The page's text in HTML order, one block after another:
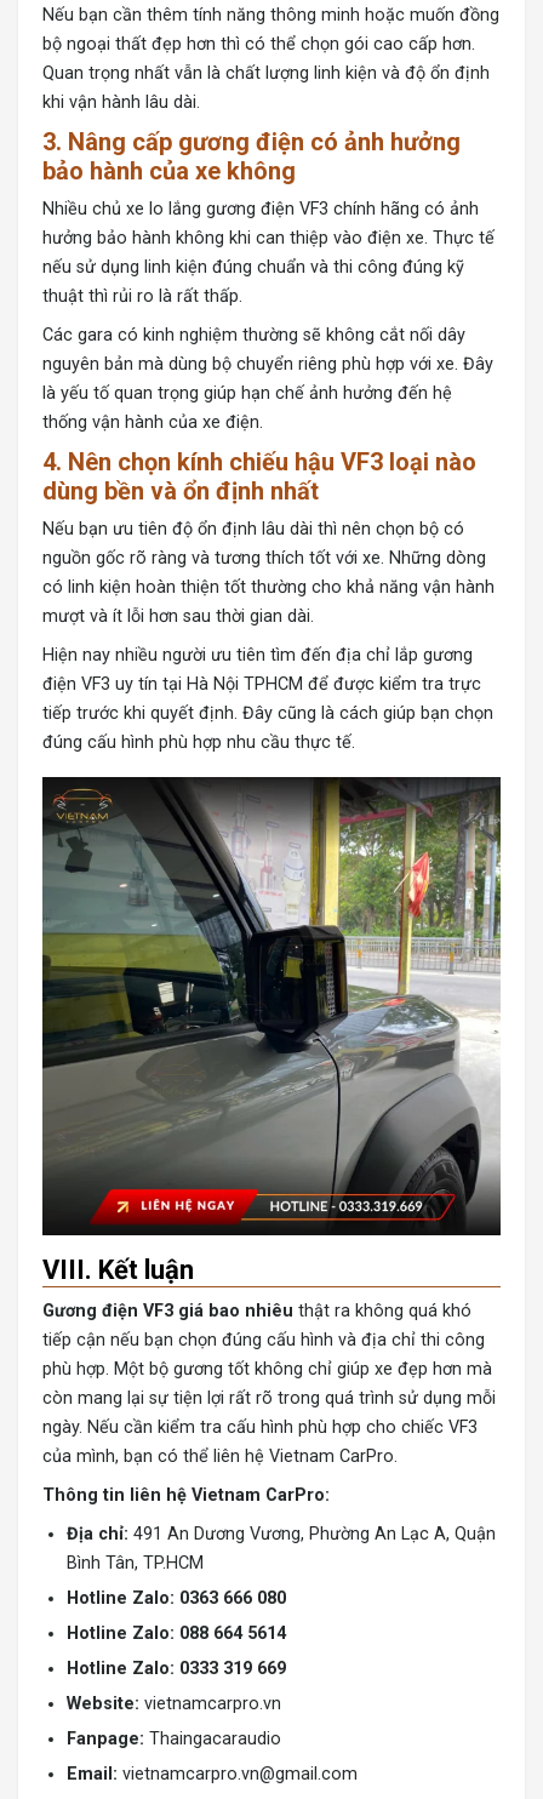
Nếu bạn cần thêm tính năng thông minh hoặc muốn đồng
bộ ngoại thất đẹp hơn thì có thể chọn gói cao cấp hơn.
Quan trọng nhất vẫn là chất lượng linh kiện và độ ổn định
khi vận hành lâu dài.
3. Nâng cấp gương điện có ảnh hưởng
bảo hành của xe không
Nhiều chủ xe lo lắng gương điện VF3 chính hãng có ảnh
hưởng bảo hành không khi can thiệp vào điện xe. Thực tế
nếu sử dụng linh kiện đúng chuẩn và thi công đúng kỹ
thuật thì rủi ro là rất thấp.
Các gara có kinh nghiệm thường sẽ không cắt nối dây
nguyên bản mà dùng bộ chuyển riêng phù hợp với xe. Đây
là yếu tố quan trọng giúp hạn chế ảnh hưởng đến hệ
thống vận hành của xe điện.
4. Nên chọn kính chiếu hậu VF3 loại nào
dùng bền và ổn định nhất
Nếu bạn ưu tiên độ ổn định lâu dài thì nên chọn bộ có
nguồn gốc rõ ràng và tương thích tốt với xe. Những dòng
có linh kiện hoàn thiện tốt thường cho khả năng vận hành
mượt và ít lỗi hơn sau thời gian dài.
Hiện nay nhiều người ưu tiên tìm đến địa chỉ lắp gương
điện VF3 uy tín tại Hà Nội TPHCM để được kiểm tra trực
tiếp trước khi quyết định. Đây cũng là cách giúp bạn chọn
đúng cấu hình phù hợp nhu cầu thực tế.
VIII. Kết luận
Gương điện VF3 giá bao nhiêu thật ra không quá khó
tiếp cận nếu bạn chọn đúng cấu hình và địa chỉ thi công
phù hợp. Một bộ gương tốt không chỉ giúp xe đẹp hơn mà
còn mang lại sự tiện lợi rất rõ trong quá trình sử dụng mỗi
ngày. Nếu cần kiểm tra cấu hình phù hợp cho chiếc VF3
của mình, bạn có thể liên hệ Vietnam CarPro.
Thông tin liên hệ Vietnam CarPro:
Địa chỉ: 491 An Dương Vương, Phường An Lạc A, Quận
Bình Tân, TP.HCM
Hotline Zalo: 0363 666 080
Hotline Zalo: 088 664 5614
Hotline Zalo: 0333 319 669
Website: vietnamcarpro.vn
Fanpage: Thaingacaraudio
Email: vietnamcarpro.vn@gmail.com